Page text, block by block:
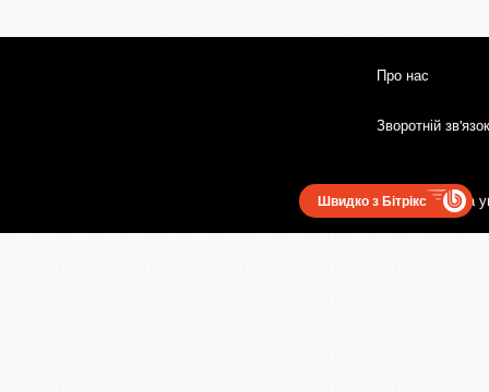
Про нас
Зворотній зв'язок
Користувацька
Швидко з Бітрікс